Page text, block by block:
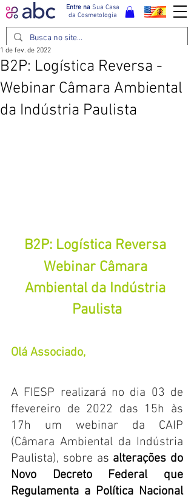
Entre naSua Casa
da Cosmetologia
B2P: Logística Reversa -
Webinar Câmara Ambiental
da Indústria Paulista
1 de fev. de 2022
B2P: Logística Reversa
Webinar Câmara
Ambiental da Indústria
Paulista
Olá Associado,
A FIESP realizará no dia 03 de
ffevereiro de 2022 das 15h às
17h um webinar da CAIP
(Câmara Ambiental da Indústria
Paulista), sobre as alterações do
Novo Decreto Federal que
Regulamenta a Política Nacional